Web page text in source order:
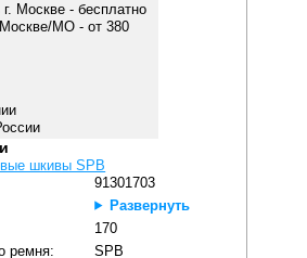
Москве - бесплатно
МО - от 380
шкивы SPB
91301703
Развернуть
170
ремня:
SPB